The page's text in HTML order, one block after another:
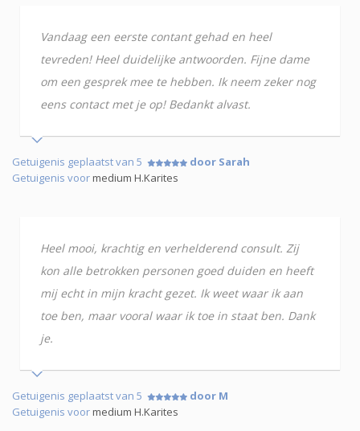
Vandaag een eerste contant gehad en heel
tevreden! Heel duidelijke antwoorden. Fijne dame
om een gesprek mee te hebben. Ik neem zeker nog
eens contact met je op! Bedankt alvast.
Getuigenis geplaatst van 5
door Sarah
Getuigenis voormedium H.Karites
Heel mooi, krachtig en verhelderend consult. Zij
kon alle betrokken personen goed duiden en heeft
mij echt in mijn kracht gezet. Ik weet waar ik aan
toe ben, maar vooral waar ik toe in staat ben. Dank
je.
Getuigenis geplaatst van 5
door M
Getuigenis voormedium H.Karites